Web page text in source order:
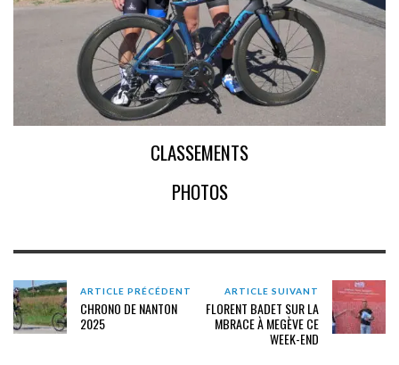
CLASSEMENTS
PHOTOS
ARTICLE PRÉCÉDENT
CHRONO DE NANTON
2025
ARTICLE SUIVANT
FLORENT BADET SUR LA
MBRACE À MEGÈVE CE
WEEK-END